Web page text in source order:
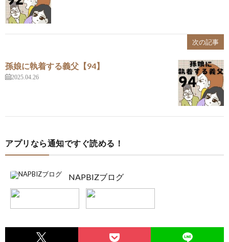
次の記事
孫娘に執着する義父【94】
2025.04.26
アプリなら通知ですぐ読める！
NAPBIZブログ